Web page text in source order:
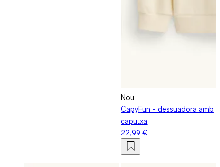
Nou
CapyFun - dessuadora amb
caputxa
22,99 €